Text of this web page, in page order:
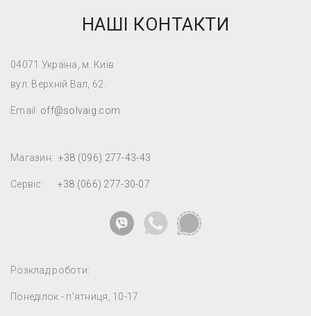
НАШІ КОНТАКТИ
04071 Україна, м. Київ
вул. Верхній Вал, 62.
Email: off@solvaig.com
Магазин: +38 (096) 277-43-43
Сервіс: +38 (066) 277-30-07
Розклад роботи:
Понеділок - п'ятниця, 10-17